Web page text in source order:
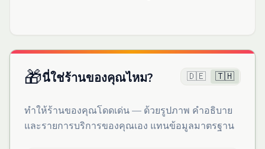
🎁นี่ใช่ร้านของคุณไหม? 🇩🇪 🇹🇭
ทำให้ร้านของคุณโดดเด่น — ด้วยรูปภาพ คำอธิบาย
และรายการบริการของคุณเอง แทนข้อมูลมาตรฐาน